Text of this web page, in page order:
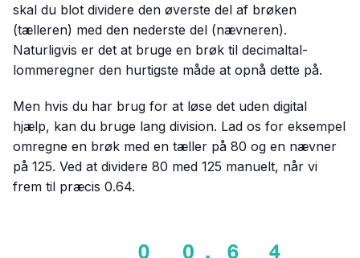
skal du blot dividere den øverste del af brøken
(tælleren) med den nederste del (nævneren).
Naturligvis er det at bruge en brøk til decimaltal-
lommeregner den hurtigste måde at opnå dette på.
Men hvis du har brug for at løse det uden digital
hjælp, kan du bruge lang division. Lad os for eksempel
omregne en brøk med en tæller på 80 og en nævner
på 125. Ved at dividere 80 med 125 manuelt, når vi
frem til præcis 0.64.